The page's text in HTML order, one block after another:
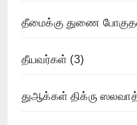
தீமைக்கு துணை
தீயவர்கள் (3)
துஆக்கள் திக்ரு